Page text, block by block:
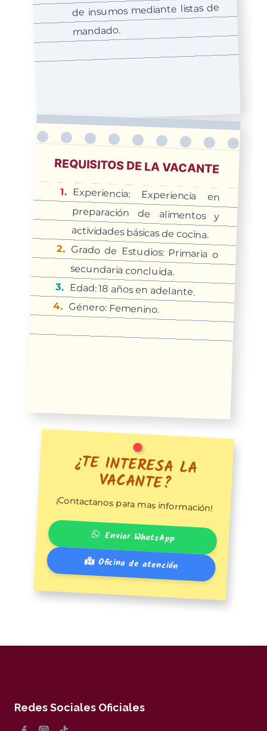
de insumos mediante listas de
mandado.
REQUISITOS DE LA VACANTE
Experiencia: Experiencia en
preparación de alimentos y
actividades básicas de cocina.
Grado de Estudios: Primaria o
secundaria concluida.
Edad: 18 años en adelante.
Género: Femenino.
¿TE INTERESA LA
VACANTE?
¡Contactanos para mas información!
Enviar WhatsApp
Oficina de atención
Redes Sociales Oficiales